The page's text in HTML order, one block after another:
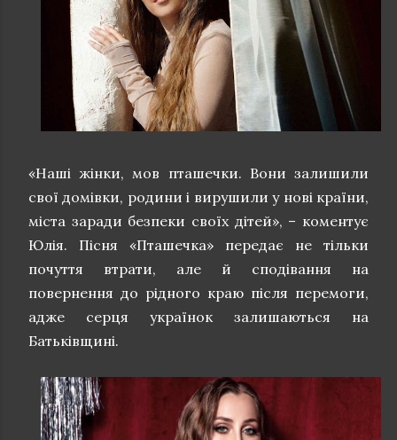
«Наші жінки, мов пташечки. Вони залишили
свої домівки, родини і вирушили у нові країни,
міста заради безпеки своїх дітей», – коментує
Юлія. Пісня «Пташечка» передає не тільки
почуття втрати, але й сподівання на
повернення до рідного краю після перемоги,
адже серця українок залишаються на
Батьківщині.